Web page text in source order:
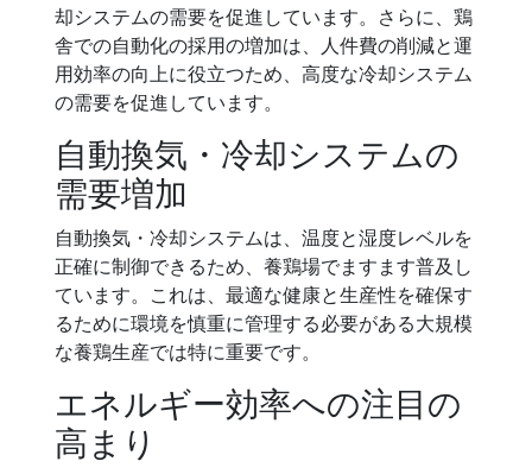
却システムの需要を促進しています。さらに、鶏
舎での自動化の採用の増加は、人件費の削減と運
用効率の向上に役立つため、高度な冷却システム
の需要を促進しています。
自動換気・冷却システムの
需要増加
自動換気・冷却システムは、温度と湿度レベルを
正確に制御できるため、養鶏場でますます普及し
ています。これは、最適な健康と生産性を確保す
るために環境を慎重に管理する必要がある大規模
な養鶏生産では特に重要です。
エネルギー効率への注目の
高まり